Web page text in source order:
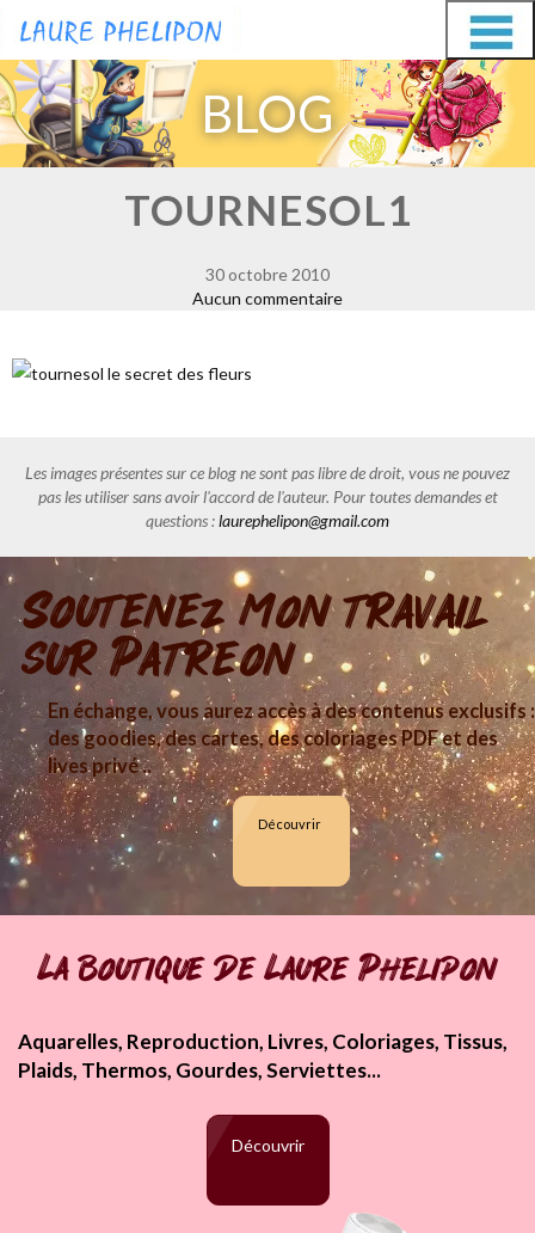
Aller
au
contenu
Aller
au
contenu
BLOG
TOURNESOL1
30 octobre 2010
Aucun commentaire
Les images présentes sur ce blog ne sont pas libre de droit, vous ne pouvez
pas les utiliser sans avoir l'accord de l'auteur. Pour toutes demandes et
questions :laurephelipon@gmail.com
Soutenez mon travail
sur Patreon
En échange, vous aurez accès à des contenus exclusifs :
des goodies, des cartes, des coloriages PDF et des
lives privé ..
Découvrir
La boutique de Laure Phelipon
Aquarelles, Reproduction, Livres, Coloriages, Tissus,
Plaids, Thermos, Gourdes, Serviettes...
Découvrir